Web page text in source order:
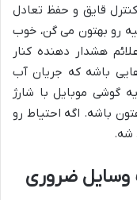
قایق و حفظ تعادل
رو بهتون می گن، خوب
هشدار دهنده کنار
باشه که جریان آب
گوشی موبایل با شارژ
باشه. اگه احتیاط رو
شه.
وسایل ضروری